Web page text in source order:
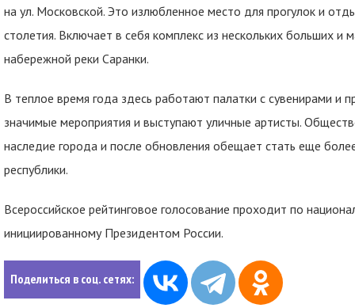
на ул. Московской. Это излюбленное место для прогулок и
столетия. Включает в себя комплекс из нескольких больших и
набережной реки Саранки.
В теплое время года здесь работают палатки с сувенирами и
значимые мероприятия и выступают уличные артисты.
наследие города и после обновления обещает стать еще
республики.
Всероссийское рейтинговое голосование проходит по
инициированному Президентом России.
Поделиться в соц. сетях: